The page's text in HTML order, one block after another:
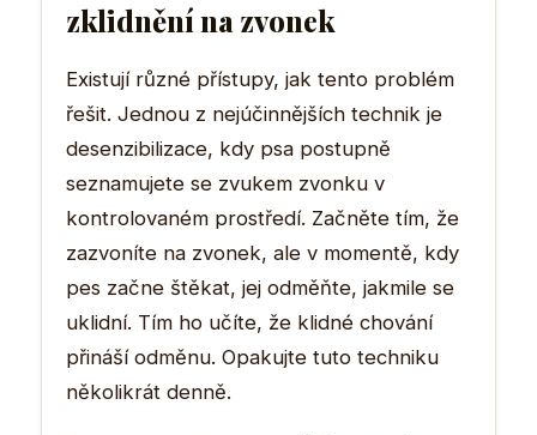
zklidnění na zvonek
Existují různé přístupy, jak tento problém
řešit. Jednou z nejúčinnějších technik je
desenzibilizace, kdy psa postupně
seznamujete se zvukem zvonku v
kontrolovaném prostředí. Začněte tím, že
zazvoníte na zvonek, ale v momentě, kdy
pes začne štěkat, jej odměňte, jakmile se
uklidní. Tím ho učíte, že klidné chování
přináší odměnu. Opakujte tuto techniku
několikrát denně.